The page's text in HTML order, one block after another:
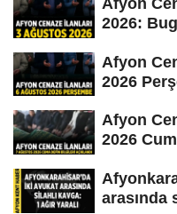
2026:
Afyon
2026
Afyon
2026
arasında